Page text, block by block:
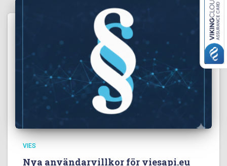
VIES
Nya användarvillkor för viesapi.eu